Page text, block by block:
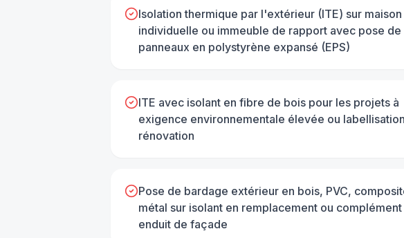
Isolation thermique par l'extérieur (ITE) sur maison
individuelle ou immeuble de rapport avec pose de
panneaux en polystyrène expansé (EPS)
ITE avec isolant en fibre de bois pour les projets à
exigence environnementale élevée ou
rénovation
Pose de bardage extérieur en bois, PVC,
métal sur isolant en remplacement ou
enduit de façade